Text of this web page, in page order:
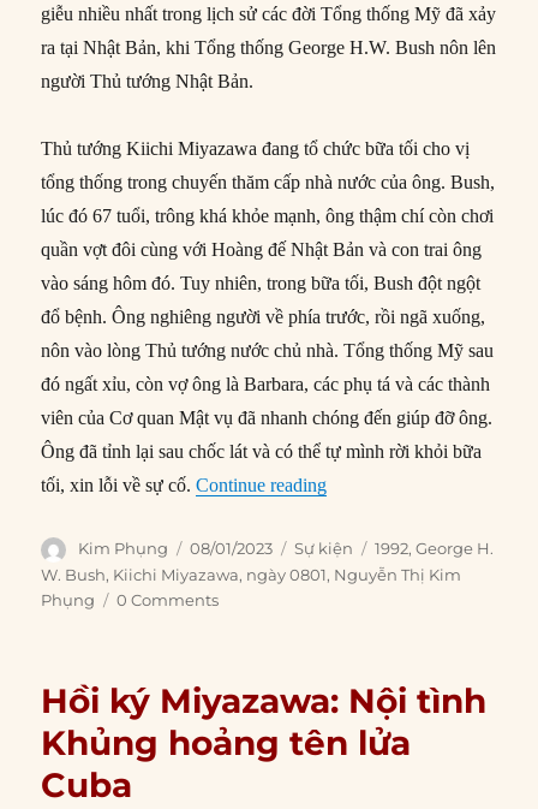
giễu nhiều nhất trong lịch sử các đời Tổng thống Mỹ đã xảy
ra tại Nhật Bản, khi Tổng thống George H.W. Bush nôn lên
người Thủ tướng Nhật Bản.
Thủ tướng Kiichi Miyazawa đang tổ chức bữa tối cho vị
tổng thống trong chuyến thăm cấp nhà nước của ông. Bush,
lúc đó 67 tuổi, trông khá khỏe mạnh, ông thậm chí còn chơi
quần vợt đôi cùng với Hoàng đế Nhật Bản và con trai ông
vào sáng hôm đó. Tuy nhiên, trong bữa tối, Bush đột ngột
đổ bệnh. Ông nghiêng người về phía trước, rồi ngã xuống,
nôn vào lòng Thủ tướng nước chủ nhà. Tổng thống Mỹ sau
đó ngất xỉu, còn vợ ông là Barbara, các phụ tá và các thành
viên của Cơ quan Mật vụ đã nhanh chóng đến giúp đỡ ông.
Ông đã tỉnh lại sau chốc lát và có thể tự mình rời khỏi bữa
tối, xin lỗi về sự cố.Continue reading“08/01/1992: George
Author
Kim Phụng
Posted
on
08/01/2023 Categories
Sự kiện Tags
1992,George H.
W. Bush, Kiichi Miyazawa, ngày 0801, Nguyễn Thị Kim
Phụng
0 Comments
Hồi ký Miyazawa: Nội tình
Khủng hoảng tên lửa
Cuba